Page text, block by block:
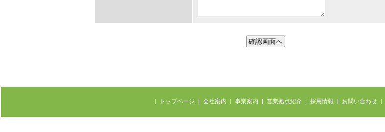
確認画面へ
トップページ 会社案内 事業案内 営業拠点紹介 採用情報 お問い合わせ